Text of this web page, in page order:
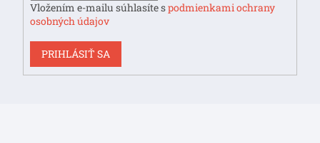
Vložením e-mailu súhlasíte spodmienkami ochrany
osobných údajov
PRIHLÁSIŤ SA